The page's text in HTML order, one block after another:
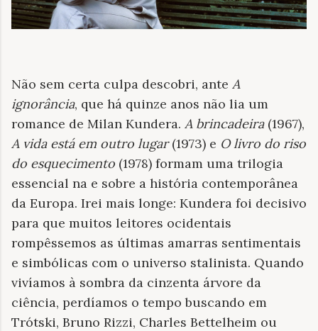
Não sem certa culpa descobri, ante A
ignorância, que há quinze anos não lia um
romance de Milan Kundera. A brincadeira(1967),
A vida está em outro lugar(1973) e O livro do riso
do esquecimento (1978) formam uma trilogia
essencial na e sobre a história contemporânea
da Europa. Irei mais longe: Kundera foi decisivo
para que muitos leitores ocidentais
rompêssemos as últimas amarras sentimentais
e simbólicas com o universo stalinista. Quando
vivíamos à sombra da cinzenta árvore da
ciência, perdíamos o tempo buscando em
Trótski, Bruno Rizzi, Charles Bettelheim ou